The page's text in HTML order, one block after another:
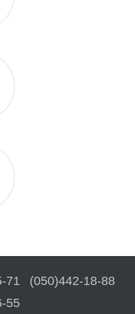
71
(050)442-18-88
55